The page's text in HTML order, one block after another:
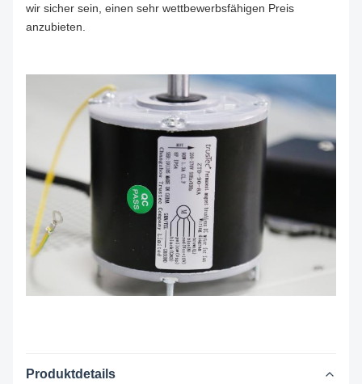
wir sicher sein, einen sehr wettbewerbsfähigen Preis
anzubieten.
Produktdetails